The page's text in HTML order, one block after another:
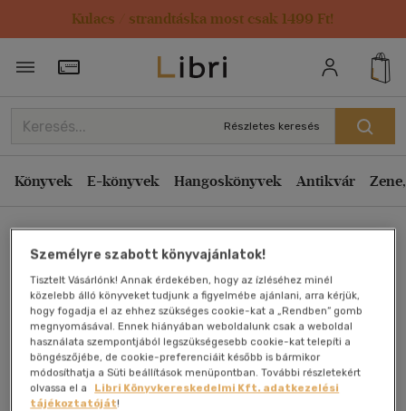
Kulacs / strandtáska most csak 1499 Ft!
Törzsvásárlói Kártya adatai
Részletes keresés
Könyvek E-könyvek Hangoskönyvek Antikvár
Bonsai mindentudó
Rüger Annegret
Antikvár könyv (1db)
Személyre szabott könyvajánlatok!
Tisztelt Vásárlónk! Annak érdekében, hogy az ízléséhez minél
közelebb álló könyveket tudjunk a figyelmébe ajánlani, arra kérjük,
hogy fogadja el az ehhez szükséges cookie-kat a „Rendben” gomb
megnyomásával. Ennek hiányában weboldalunk csak a weboldal
használata szempontjából legszükségesebb cookie-kat telepíti a
böngészőjébe, de cookie-preferenciáit később is bármikor
módosíthatja a Süti beállítások menüpontban. További részletekért
olvassa el a
Libri Könyvkereskedelmi Kft. adatkezelési
tájékoztatóját!